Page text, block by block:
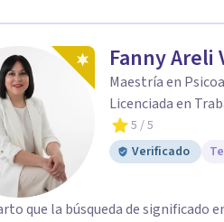
Fanny Areli
Maestría en
Licenciada en
5 / 5
Verificado
que la búsqueda de significado